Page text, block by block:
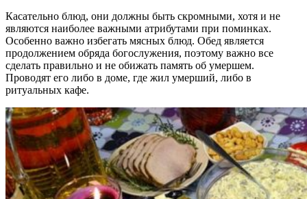
Касательно блюд, они должны быть скромными, хотя и не
являются наиболее важными атрибутами при поминках.
Особенно важно избегать мясных блюд. Обед является
продолжением обряда богослужения, поэтому важно все
сделать правильно и не обижать память об умершем.
Проводят его либо в доме, где жил умерший, либо в
ритуальных кафе.